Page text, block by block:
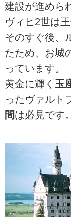
建設が進めら
ヴィヒ2世は
そのすぐ後、
たため、お城
っています。
黄金に輝く 玉
ったヴァルト
間は必見です。